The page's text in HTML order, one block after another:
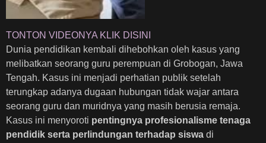
TONTON VIDEONYA KLIK DISINI
Dunia pendidikan kembali dihebohkan oleh kasus yang
melibatkan seorang guru perempuan di Grobogan, Jawa
Tengah. Kasus ini menjadi perhatian publik setelah
terungkap adanya dugaan hubungan tidak wajar antara
seorang guru dan muridnya yang masih berusia remaja.
Kasus ini menyoroti pentingnya profesionalisme tenaga
pendidik serta perlindungan terhadap siswa di